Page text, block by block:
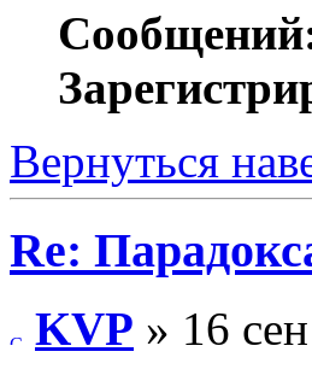
Вернуться
Re:
KVP » 16